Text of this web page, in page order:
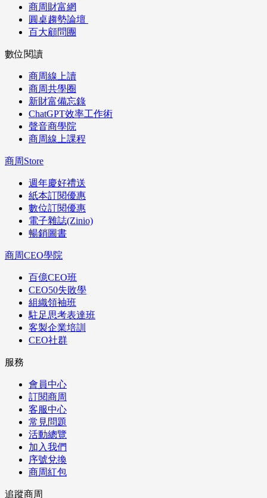
商周財富網
圓桌趨勢論壇
百大顧問團
數位閱讀
商周線上讀
商周共學圈
新財富備忘錄
ChatGPT效率工作術
聲音商學院
商周線上課程
商周Store
週年慶好禮送
紙本訂閱優惠
數位訂閱優惠
電子雜誌(Zinio)
暢銷圖書
商周CEO學院
百億CEO班
CEO50失敗學
組織領袖班
駐足思考表達班
客製企業培訓
CEO社群
服務
會員中心
訂閱商周
客服中心
常見問題
活動總覽
加入我們
序號兌換
商周紅包
追蹤商周